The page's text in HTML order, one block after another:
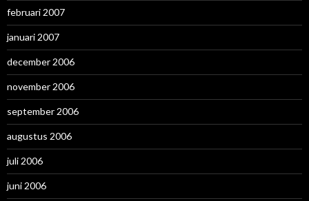
februari 2007
januari 2007
december 2006
november 2006
september 2006
augustus 2006
juli 2006
juni 2006